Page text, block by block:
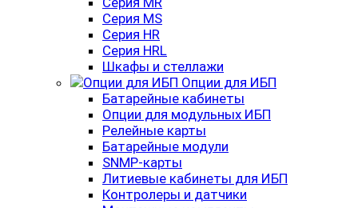
Серия MS
Серия HR
Серия HRL
Шкафы и стеллажи
Опции для ИБП
Батарейные кабинеты
Опции для модульных ИБП
Релейные карты
Батарейные модули
SNMP-карты
Литиевые кабинеты для ИБП
Контролеры и датчики